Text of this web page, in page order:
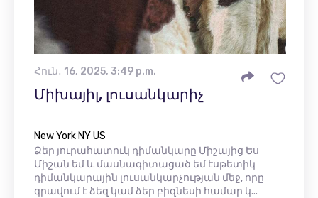
Հուն․ 16, 2025, 3:49 p.m.
Միխայիլ, լուսանկարիչ
New York NY US
Ձեր յուրահատուկ դիմանկարը Միշայից Ես
Միշան եմ և մասնագիտացած եմ էսթետիկ
դիմանկարային լուսանկարչության մեջ, որը
գրավում է ձեզ կամ ձեր բիզնեսի համար կ...